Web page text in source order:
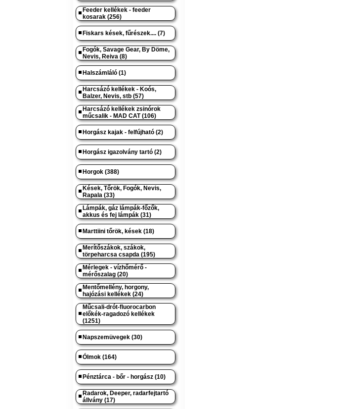
Feeder kellékek - feeder
kosarak (256)
Fiskars kések, fűrészek.... (7)
Fogók, Savage Gear, By Döme,
Nevis, Reiva (8)
Halszámláló (1)
Harcsázó kellékek - Koós,
Balzer, Nevis, stb (57)
Harcsázó kellékek zsinórok
műcsalik - MAD CAT (106)
Horgász kajak - felfújható (2)
Horgász igazolvány tartó (2)
Horgok (388)
Kések, Tőrök, Fogók, Nevis,
Rapala (33)
Lámpák, gáz lámpák-főzők,
akkus és fej lámpák (31)
Marttiini tőrök, kések (18)
Merítőszákok, szákok,
törpeharcsa csapda (195)
Mérlegek - vízhőmérő -
mérőszalag (20)
Mentőmellény, horgony,
hajózási kellékek (24)
Műcsali-drót-fluorocarbon
előkék-ragadozó kellékek
(1251)
Napszemüvegek (30)
Ólmok (164)
Pénztárca - bőr - horgász (10)
Radarok, Deeper, radarfejtartó
állvány (17)